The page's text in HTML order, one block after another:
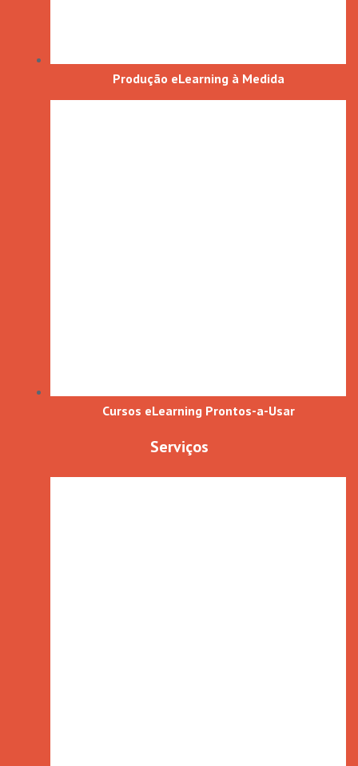
Produção eLearning à Medida
Cursos eLearning Prontos-a-Usar
Serviços